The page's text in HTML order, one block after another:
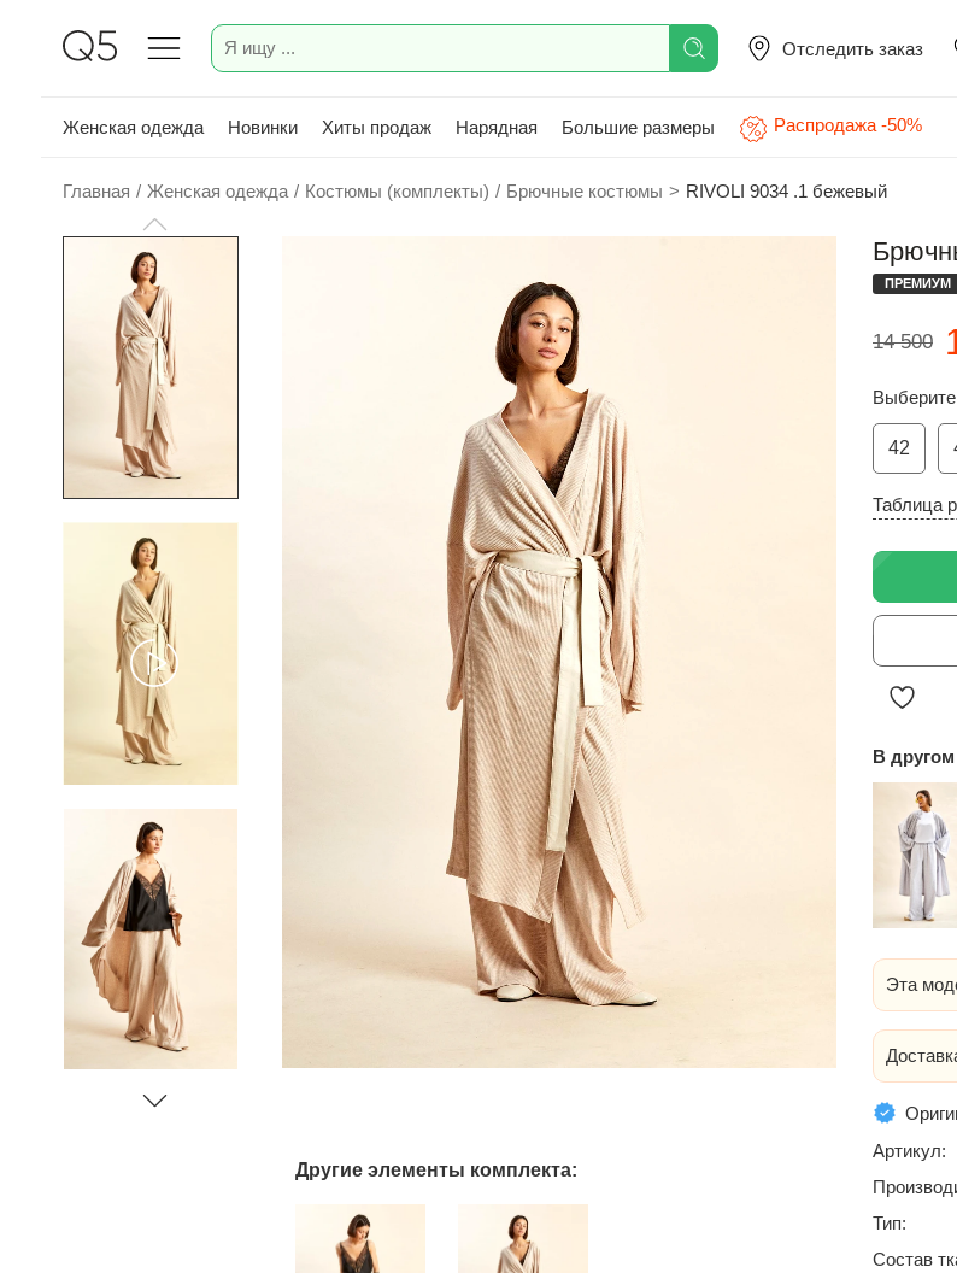
Отследить заказ
Женская одежда Новинки Хиты продаж Нарядная Большие размеры Распродажа -50%
Главная / Женская одежда / Костюмы (комплекты) / Брючные костюмы > RIVOLI 9034 .1 бежевый
Другие элементы комплекта:
ПРЕМИУМ
14 500
42
Таблица
В другом
Эта
Артикул:
Тип:
Состав